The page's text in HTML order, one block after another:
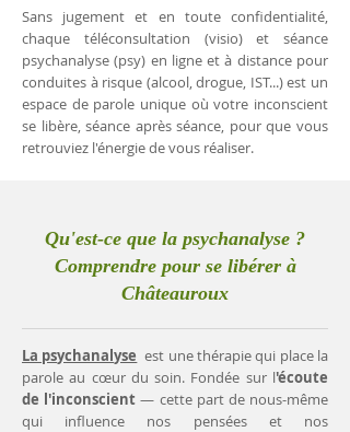
Sans jugement et en toute confidentialité,
chaque téléconsultation (visio) et séance
psychanalyse (psy) en ligne et à distance pour
conduites à risque (alcool, drogue, IST...) est un
espace de parole unique où votre inconscient
se libère, séance après séance, pour que vous
retrouviez l'énergie de vous réaliser.
Qu'est-ce que la psychanalyse ?
Comprendre pour se libérer à
Châteauroux
La psychanalyse est une thérapie qui place la
parole au cœur du soin. Fondée sur l'écoute
de l'inconscient— cette part de nous-même
qui influence nos pensées et nos